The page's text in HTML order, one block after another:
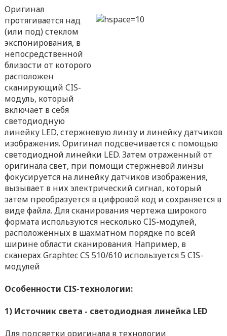
Оригинал
протягивается над
(или под) стеклом
экспонирования, в
непосредственной
близости от которого
расположен
сканирующий CIS-
модуль, который
включает в себя
светодиодную
линейку LED, стержневую линзу и линейку датчиков
изображения. Оригинал подсвечивается с помощью
светодиодной линейки LED. Затем отраженный от
оригинала свет, при помощи стержневой линзы
фокусируется на линейку датчиков изображения,
вызывает в них электрический сигнал, который
затем преобразуется в цифровой код и сохраняется в
виде файла. Для сканирования чертежа широкого
формата используются несколько CIS-модулей,
расположенных в шахматном порядке по всей
ширине области сканирования. Например, в
сканерах Graphtec CS 510/610 используется 5 CIS-
модулей
Особенности CIS-технологии:
1) Источник света - светодиодная линейка LED
Для подсветки оригинала в технологии